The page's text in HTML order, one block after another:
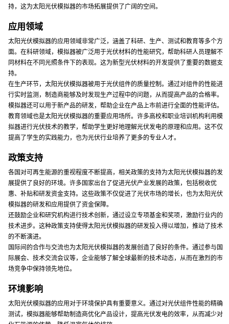
持，这为太阳光伏模拟器的市场拓展提供了广阔的空间。
应用领域
太阳光伏模拟器的应用领域非常广泛，涵盖了科研、生产、测试和教育等多个方
面。在科研领域，模拟器被广泛用于光伏材料的性能研究，帮助科研人员理解不
同材料在不同光照条件下的表现。这为新型光伏材料的开发提供了重要的数据支
持。
在生产环节，太阳光伏模拟器被用于光伏组件的质量控制。通过对组件的性能进
行实时监测，制造商能够及时发现生产过程中的问题，从而提高产品的合格率。
模拟器还可以用于新产品的研发，帮助企业在产品上市前进行全面的性能评估。
教育领域也是太阳光伏模拟器的重要应用场所。许多高校和职业培训机构利用模
拟器进行光伏技术的教学，帮助学生更好地理解光伏发电的原理和应用。这不仅
提高了学生的实践能力，也为光伏行业培养了更多的专业人才。
政策支持
各国对可再生能源的重视程度不断提高，相关政策的支持为太阳光伏模拟器的发
展提供了良好的环境。许多国家出台了促进光伏产业发展的政策，包括税收优
惠、补贴和研发资金支持。这些政策不仅促进了光伏市场的增长，也为太阳光伏
模拟器的研发和应用提供了资金保障。
还鼓励企业和研究机构进行技术创新，通过设立专项基金和奖项，激励行业内的
技术进步。这种政策支持使得太阳光伏模拟器的研发投入得以增加，推动了技术
的不断演进。
国际间的合作与交流也为太阳光伏模拟器的发展创造了良好的条件。通过参与国
际展会、技术交流会议等，企业能够了解全球最新的技术动态，从而在激烈的市
场竞争中保持领先地位。
环境影响
太阳光伏模拟器的应用对于环境保护具有重要意义。通过对光伏组件性能的精确
测试，模拟器能够帮助制造商优化产品设计，提高光伏发电的效率，从而减少对